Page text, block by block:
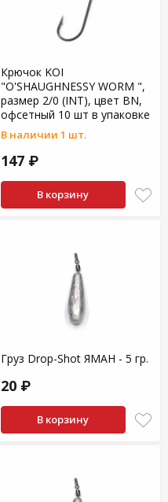
Крючок KOI
"O'SHAUGHNESSY WORM ",
размер 2/0 (INT), цвет BN,
офсетный 10 шт в упаковке
В наличии 1 шт.
147 ₽
В корзину
Груз Drop-Shot ЯМАН - 5 гр.
20 ₽
В корзину